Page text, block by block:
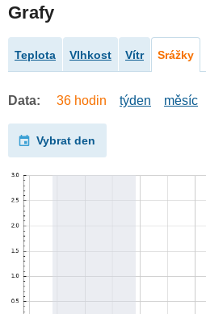
Grafy
Teplota Vlhkost Vítr Srážky
Data: 36 hodin týden měsíc
Vybrat den